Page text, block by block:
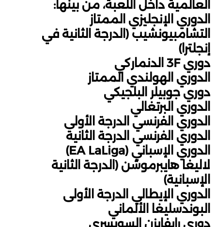
العالمية داخل اللعبة، من بينها:
الدوري الإنجليزي الممتاز
التشامبيونشيب (الدرجة الثانية في
إنجلترا)
دوري 3F الدنماركي
الدوري الهولندي الممتاز
دوري جوبيلر البلجيكي
الدوري البرتغالي
الدوري الفرنسي الدرجة الأولى
الدوري الفرنسي الدرجة الثانية
الدوري الإسباني (EA LaLiga)
لاليغا هايبرموشن (الدرجة الثانية
الإسبانية)
الدوري الإيطالي الدرجة الأولى
البوندسليغا الألماني
دوري رايفايزن السويسري